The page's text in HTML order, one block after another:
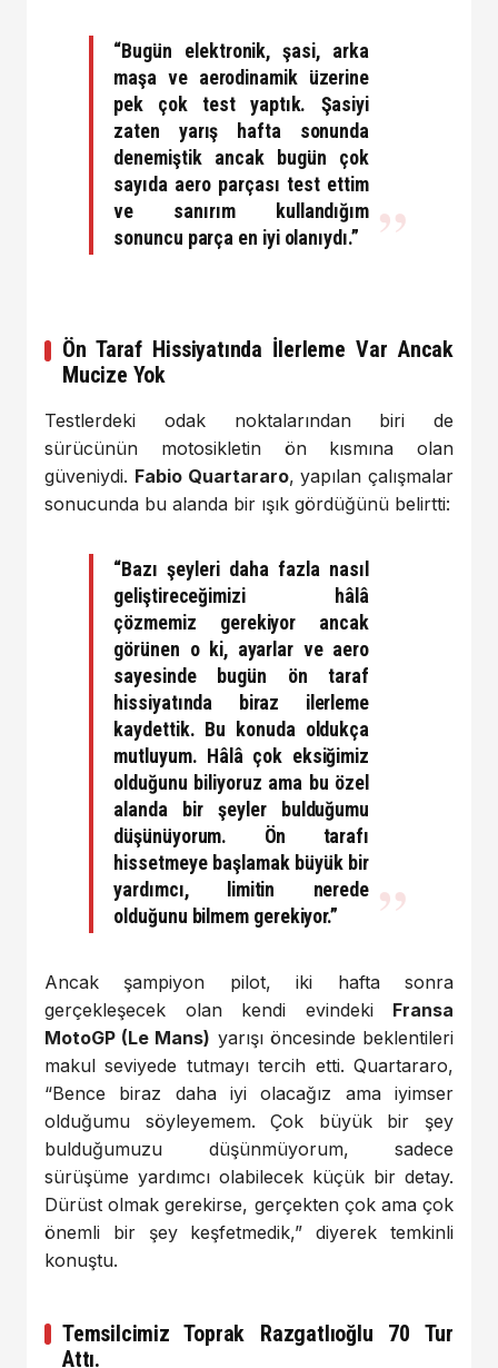
“Bugün elektronik, şasi, arka
maşa ve aerodinamik üzerine
pek çok test yaptık. Şasiyi
zaten yarış hafta sonunda
denemiştik ancak bugün çok
sayıda aero parçası test ettim
ve sanırım kullandığım
sonuncu parça en iyi olanıydı.”
Ön Taraf Hissiyatında İlerleme Var Ancak
Mucize Yok
Testlerdeki odak noktalarından biri de
sürücünün motosikletin ön kısmına olan
güveniydi. Fabio Quartararo, yapılan çalışmalar
sonucunda bu alanda bir ışık gördüğünü belirtti:
“Bazı şeyleri daha fazla nasıl
geliştireceğimizi hâlâ
çözmemiz gerekiyor ancak
görünen o ki, ayarlar ve aero
sayesinde bugün ön taraf
hissiyatında biraz ilerleme
kaydettik. Bu konuda oldukça
mutluyum. Hâlâ çok eksiğimiz
olduğunu biliyoruz ama bu özel
alanda bir şeyler bulduğumu
düşünüyorum. Ön tarafı
hissetmeye başlamak büyük bir
yardımcı, limitin nerede
olduğunu bilmem gerekiyor.”
Ancak şampiyon pilot, iki hafta sonra
gerçekleşecek olan kendi evindeki Fransa
MotoGP (Le Mans) yarışı öncesinde beklentileri
makul seviyede tutmayı tercih etti. Quartararo,
“Bence biraz daha iyi olacağız ama iyimser
olduğumu söyleyemem. Çok büyük bir şey
bulduğumuzu düşünmüyorum, sadece
sürüşüme yardımcı olabilecek küçük bir detay.
Dürüst olmak gerekirse, gerçekten çok ama çok
önemli bir şey keşfetmedik,” diyerek temkinli
konuştu.
Temsilcimiz Toprak Razgatlıoğlu 70 Tur
Attı.